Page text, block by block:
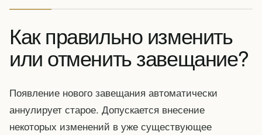
Как правильно изменить
или отменить завещание?
Появление нового завещания автоматически
аннулирует старое. Допускается внесение
некоторых изменений в уже существующее